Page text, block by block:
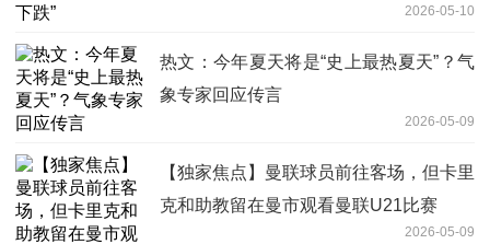
2026-05-10
热文：今年夏天将是“史上最热夏天”？气
象专家回应传言
2026-05-09
【独家焦点】曼联球员前往客场，但卡里
克和助教留在曼市观看曼联U21比赛
2026-05-09